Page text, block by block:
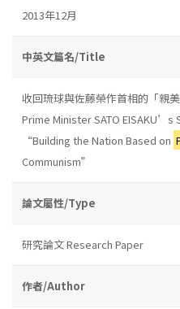
2013年12月
中英文篇名/Title
收回琉球與佐藤榮作首相的「親
Prime Minister SATO
“Building the Nation Based on
Communism”
論文屬性/Type
研究論文 Research Paper
作者/Author